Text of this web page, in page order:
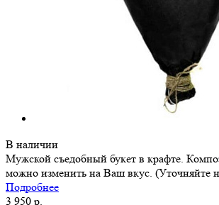
В наличии
Мужской съедобный букет в крафте.
можно изменить на Ваш вкус. (Уточняйте
Подробнее
3 950 р.